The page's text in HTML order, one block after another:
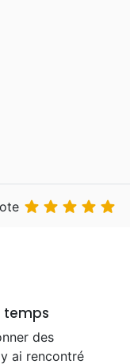
    
temps
des
ai rencontré